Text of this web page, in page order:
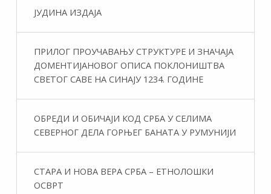
ЈУДИНА ИЗДАЈА
ПРИЛОГ ПРОУЧАВАЊУ СТРУКТУРЕ И ЗНАЧАЈА
ДОМЕНТИЈАНОВОГ ОПИСА ПОКЛОНИШТВА
СВЕТОГ САВЕ НА СИНАЈУ 1234. ГОДИНЕ
ОБРЕДИ И ОБИЧАЈИ КОД СРБА У СЕЛИМА
СЕВЕРНОГ ДЕЛА ГОРЊЕГ БАНАТА У РУМУНИЈИ
СТАРА И НОВА ВЕРА СРБА – ЕТНОЛОШКИ
ОСВРТ